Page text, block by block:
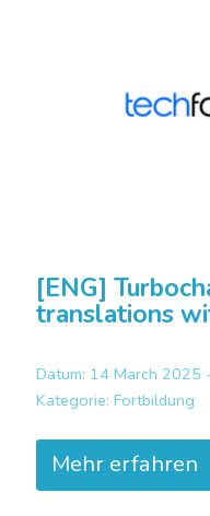
[ENG]
translations
Datum: 14 March 2025
Kategorie: Fortbildung
Mehr erfahren